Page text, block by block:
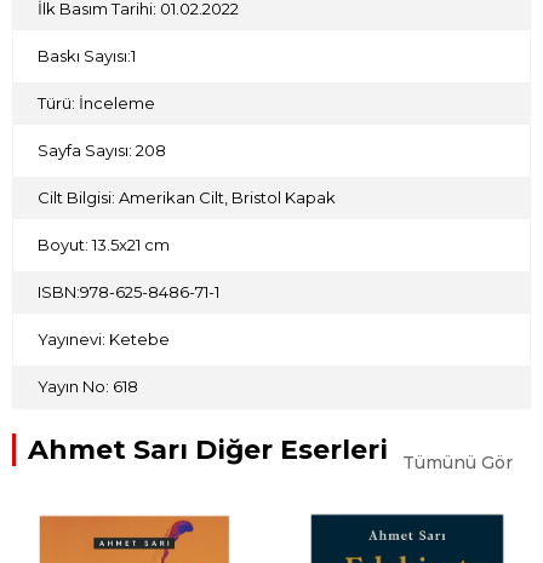
İlk Basım Tarihi: 01.02.2022
Baskı Sayısı:1
Türü: İnceleme
Sayfa Sayısı: 208
Cilt Bilgisi: Amerikan Cilt, Bristol Kapak
Boyut: 13.5x21 cm
ISBN:978-625-8486-71-1
Yayınevi: Ketebe
Yayın No: 618
Ahmet Sarı Diğer Eserleri Tümünü Gör